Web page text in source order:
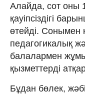
Алайда, сот оны
қауіпсіздігі
өтейді. Сонымен
педагогикалық
балалармен
қызметтерді
Бұдан бөлек,